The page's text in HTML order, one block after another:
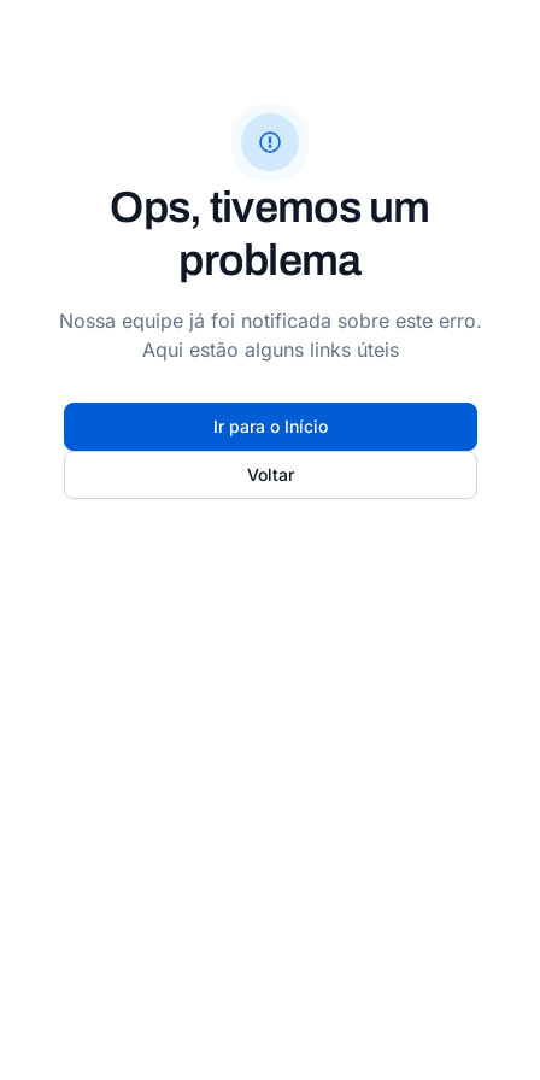
Ops, tivemos um
problema
Nossa equipe já foi notificada sobre este erro.
Aqui estão alguns links úteis
Ir para o Início
Voltar